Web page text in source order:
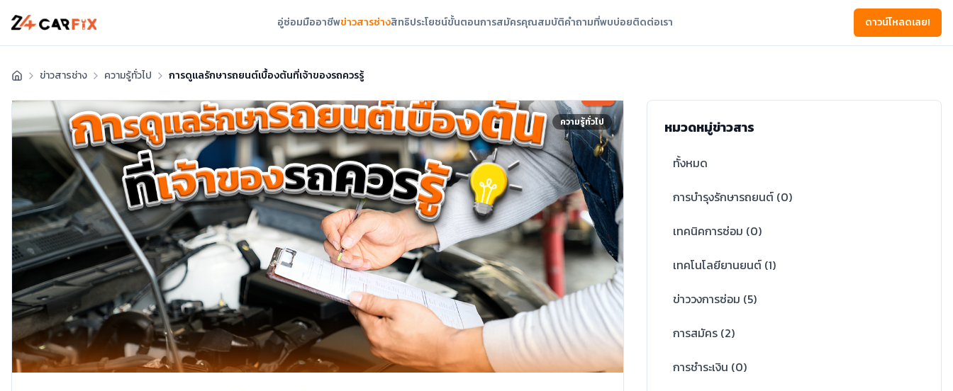
อู่ซ่อมมืออาชีพข่าวสารช่างสิทธิประโยชน์ขั้นตอนการสมัครคุณสมบัติคำถามที่พบบ่อยติดต่อเรา ดาวน์โหลดเลย!
ข่าวสารช่าง ความรู้ทั่วไป การดูแลรักษารถยนต์เบื้องต้นที่เจ้าของรถควรรู้
ความรู้ทั่วไป หมวดหมู่ข่าวสาร
ทั้งหมด
การบำรุงรักษารถยนต์ (0)
เทคนิคการซ่อม (0)
เทคโนโลยียานยนต์ (1)
ข่าววงการซ่อม (5)
การสมัคร (2)
การชำระเงิน (0)